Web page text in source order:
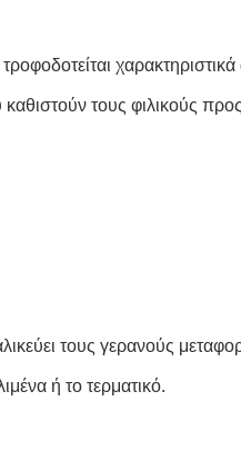
χαρακτηριστικά
τους φιλικούς
τους γερανούς
ή το τερματικό.